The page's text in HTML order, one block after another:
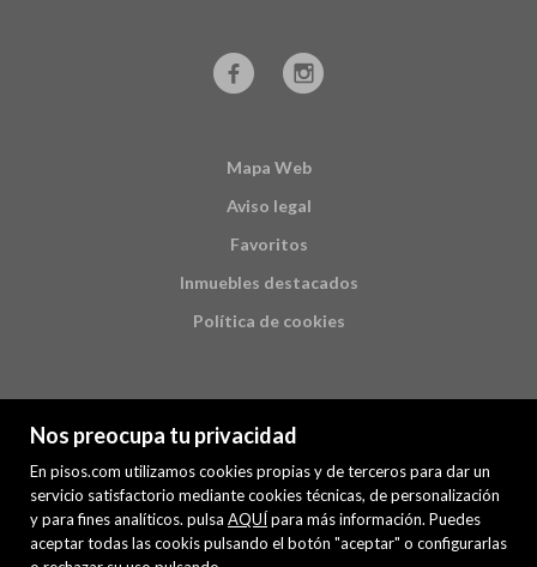
Nos preocupa tu privacidad
En pisos.com utilizamos cookies propias y de terceros para dar un
servicio satisfactorio mediante cookies técnicas, de personalización
y para fines analíticos. pulsa AQUÍ para más información. Puedes
aceptar todas las cookis pulsando el botón "aceptar" o configurarlas
Mapa Web
Aviso legal
Favoritos
Inmuebles destacados
Política de cookies
PREMIUM